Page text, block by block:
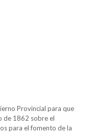
Provincial para que
de 1862 sobre el
para el fomento de la